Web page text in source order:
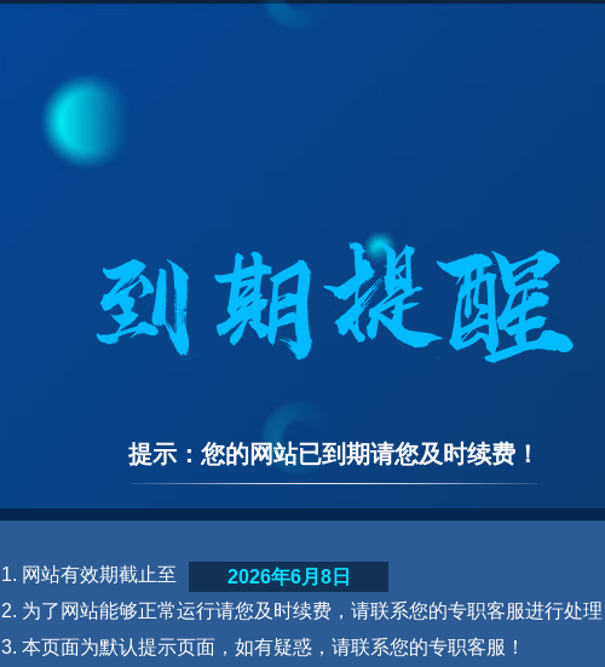
提示：您的网站已到期请您及时续费！
1. 网站有效期截止至
2. 为了网站能够正常运行请您及时续费，请联系您的专职客服进行处
3. 本页面为默认提示页面，如有疑惑，请联系您的专职客服！
2026年6月8日